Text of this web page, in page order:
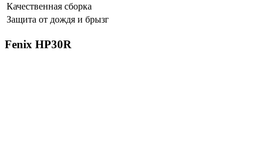
Качественная сборка
Защита от дождя и брызг
Fenix HP30R